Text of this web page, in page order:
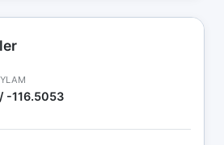
-116.5053